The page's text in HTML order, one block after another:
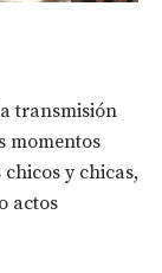
transmisión
momentos
y chicas,
actos